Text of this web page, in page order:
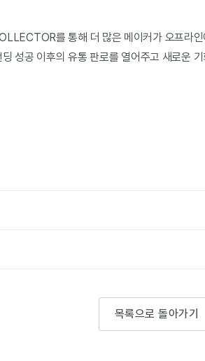
를 통해 더 많은 메이커가 오프라
성공 이후의 유통 판로를 열어주고 새로운
목록으로 돌아가기